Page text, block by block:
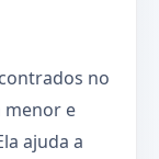
no
menor e
ajuda a